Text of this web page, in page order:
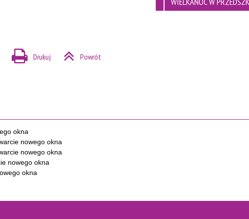
Drukuj Powrót